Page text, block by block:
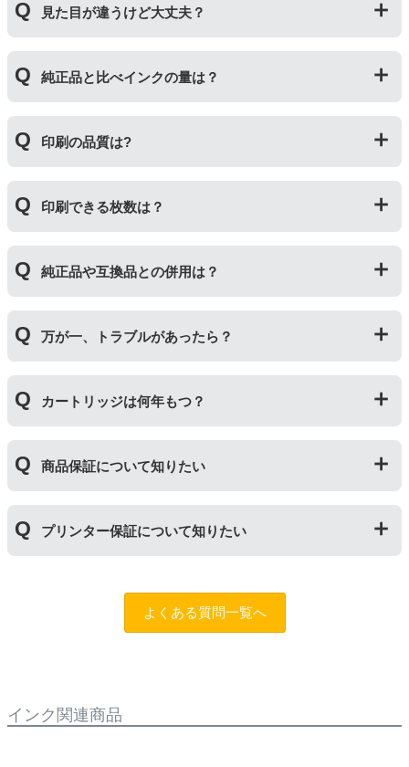
いる互換品です。サードパーティ製や社外品などとも言
われます。開発コストが低いため純正品よりも安価でご
見た目が違うけど大丈夫？
いる互換品です。プリンターに適合するように作られて
いますが、一部特許回避を目的に形状をあえて変更して
ご安心ください。
純正品と比べインクの量は？
インク量が入っており、純正インクと同等量の印刷がで
きます。（インクが純正品より多く入っていても、必ず
ん。）
印刷の品質は?
の順です。
したブログ記事がございますのでよろしければご覧くだ
純正インク・互換インク・詰め替えインクの違い【まと
め】
印刷できる枚数は？
インク量が入っており、純正インクと同等量の印刷がで
きます。（インクが純正品より多く入っていても、必ず
ん。）印刷枚数についてはご使用環境により大きく左右
純正品や互換品との併用は？
併用してご使用いただけます。（例：よく使うブラック
は互換インク、他の色は純正インクを使う等）ただし、
用おいては、当店でテストしておりません。万が一動作
ください。
万が一、トラブルがあったら？
ご相談ください。また互換インクカートリッジには「
ふ
たつの保証」を設けております。商品はご購入から１年
ら１年以内であれば保証の適用が可能です。
カートリッジは何年もつ？
ら１年間とさせていただいておりますので、可能な限り
保証期間内に使い切っていただくようお願いいたしま
保管をお願いいたします。
商品保証について知りたい
保証期間：ご購入日から１年間
トラブルが発生した際、サポートスタッフにご相談のう
品返金を承る制度です。
※商品の不具合ではなく、プリンターの操作方法によっ
て改善する場合もありますので、まずは当店までご相談
・商品を返送する前に必ず当店までご連絡をいただきサ
プリンター保証について知りたい
保証期間：プリンター本体ご購入日から１年間
当店のインクが原因でトラブルが発生し、サポートスタ
作方法によって改善する場合もありますので、まずは当
よくある質問一覧へ
インク関連商品